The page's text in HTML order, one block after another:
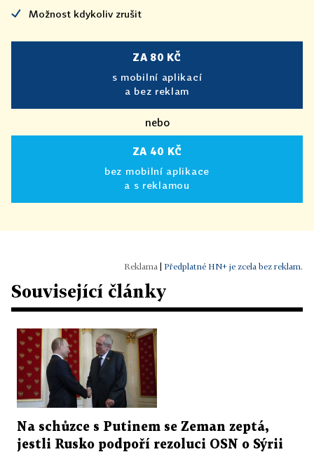
Možnost kdykoliv zrušit
ZA 80 KČ
s mobilní aplikací
a bez reklam
nebo
ZA 40 KČ
bez mobilní aplikace
a s reklamou
Předplatné HN+ je zcela bez reklam.
Související články
Na schůzce s Putinem se Zeman zeptá,
jestli Rusko podpoří rezoluci OSN o Sýrii